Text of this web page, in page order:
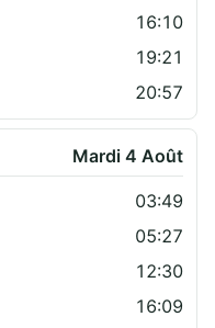
16:10
19:21
20:57
Mardi 4 Août
03:49
05:27
12:30
16:09